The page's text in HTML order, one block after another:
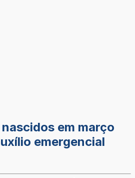
em março
emergencial